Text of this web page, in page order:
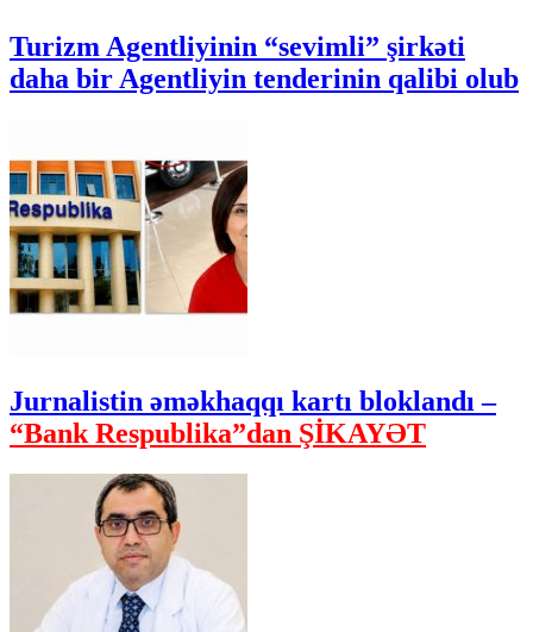
Turizm Agentliyinin “sevimli” şirkəti
daha bir Agentliyin tenderinin qalibi olub
Jurnalistin əməkhaqqı kartı bloklandı –
“Bank Respublika”dan ŞİKAYƏT